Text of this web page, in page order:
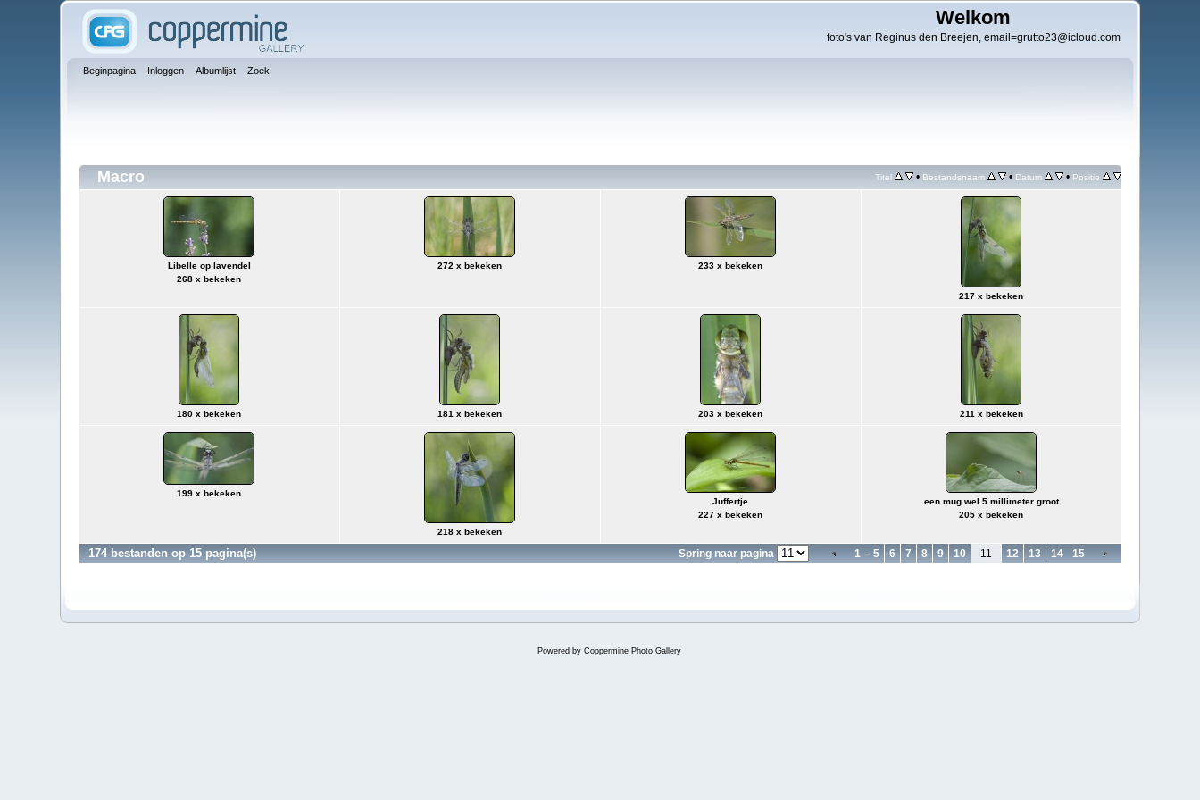
Welkom
foto's van Reginus den Breejen, email=grutto23@icloud.com
Beginpagina Inloggen Albumlijst Zoek
Macro Titel • Bestandsnaam • Datum • Positie
Libelle op lavendel
268 x bekeken
272 x bekeken 233 x bekeken
217 x bekeken
180 x bekeken 181 x bekeken 203 x bekeken 211 x bekeken
199 x bekeken
218 x bekeken
Juffertje
227 x bekeken
een mug wel 5 millimeter groot
205 x bekeken
174 bestanden op 15 pagina(s) Spring naar pagina 1 - 5 6 7 8 9 10 11 12 13 14 15
Powered by Coppermine Photo Gallery